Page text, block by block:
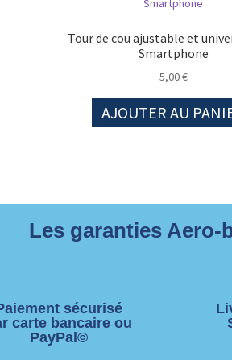
Tour de cou ajustable et
Smartphone
5,00€
AJOUTER AU
Les garanties Aero-
sécurisé
carte bancaire ou
PayPal©